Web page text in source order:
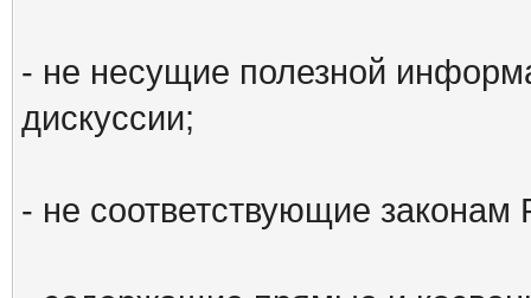
- не несущие полезной
дискуссии;
- не соответствующие законам